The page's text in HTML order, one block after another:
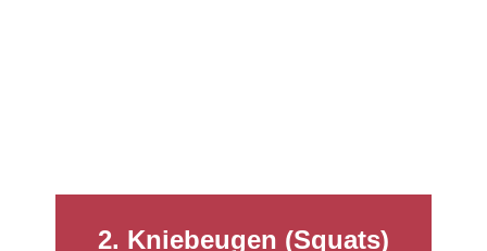
2. Kniebeugen (Squats)